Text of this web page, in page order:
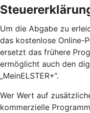
Um die Abgabe zu
das kostenlose Online-
ersetzt das frühere
ermöglicht auch den
„MeinELSTER+“.
Wer Wert auf
kommerzielle